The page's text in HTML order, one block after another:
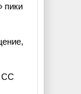
пики